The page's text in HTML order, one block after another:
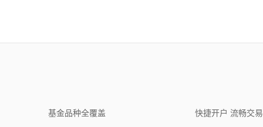
基金品种全覆盖 快捷开户 流畅交易